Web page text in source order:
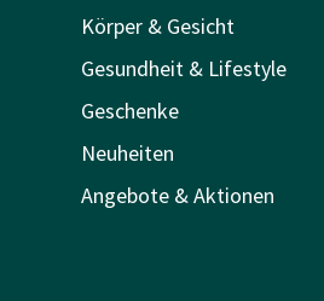
Körper & Gesicht
Gesundheit & Lifestyle
Geschenke
Neuheiten
Angebote & Aktionen